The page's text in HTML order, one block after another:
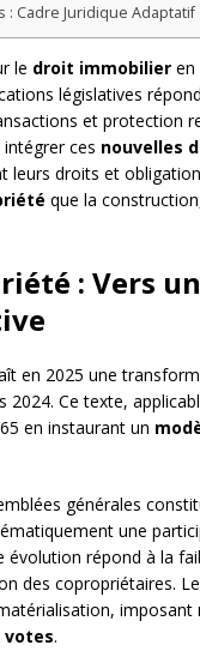
: Cadre Juridique Adaptatif
le droit immobilier en
législatives
et protection
ces nouvelles
leurs droits et
que la
: Vers
en 2025 une
Ce texte,
en instaurant un
générales
une
évolution répond à la
des copropriétaires.
votes.